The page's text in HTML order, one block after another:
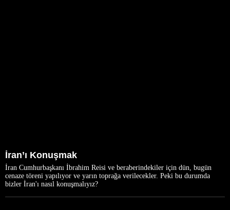
İran’ı Konuşmak
İran Cumhurbaşkanı İbrahim Reisi ve beraberindekiler için dün, bugün
cenaze töreni yapılıyor ve yarın toprağa verilecekler. Peki bu durumda
bizler İran'ı nasıl konuşmalıyız?